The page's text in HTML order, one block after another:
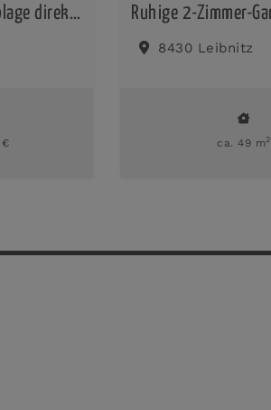
Exklusives Baugrundstück in Toplage direkt an der Skipiste – Hohentauern
€
8430 Leibnitz
ca. 49 m2